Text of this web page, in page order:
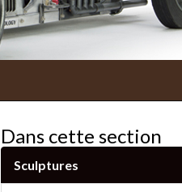
Dans cette section
Sculptures